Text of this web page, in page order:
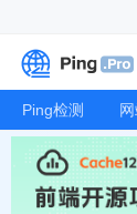
Ping检测